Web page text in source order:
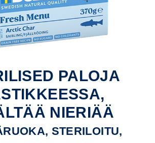
PALOJA
NIERIÄÄ
STERILOITU,